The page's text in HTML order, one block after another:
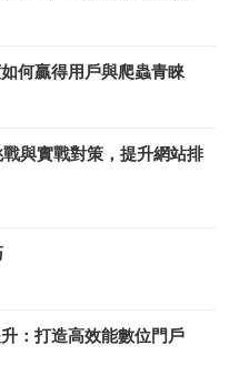
何贏得用戶與爬蟲青睞
與實戰對策，提升網站排
：打造高效能數位門戶